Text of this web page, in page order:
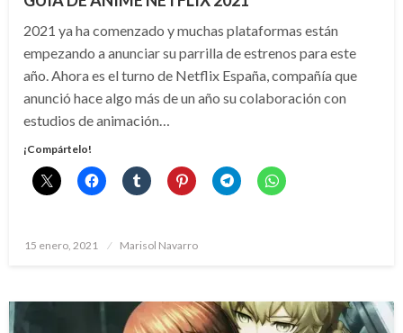
2021 ya ha comenzado y muchas plataformas están
empezando a anunciar su parrilla de estrenos para este
año. Ahora es el turno de Netflix España, compañía que
anunció hace algo más de un año su colaboración con
estudios de animación…
¡Compártelo!
Publicado
15 enero, 2021 Marisol Navarro